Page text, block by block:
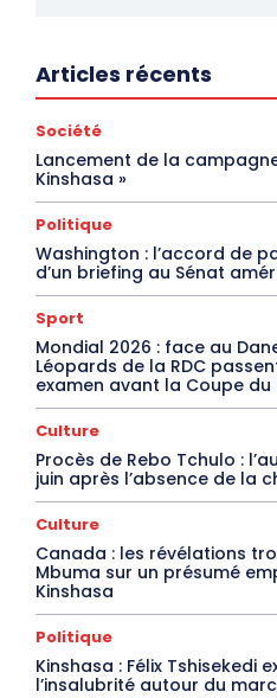
Articles récents
Société
Lancement de la
Kinshasa »
Politique
Washington : l’accord de
d’un briefing au Sénat
Sport
Mondial 2026 : face au
Léopards de la RDC
examen avant la Coupe du
Culture
Procès de Rebo Tchulo :
juin après l’absence de la
Culture
Canada : les révélations
Mbuma sur un présumé
Kinshasa
Politique
Kinshasa : Félix Tshisekedi
l’insalubrité autour du